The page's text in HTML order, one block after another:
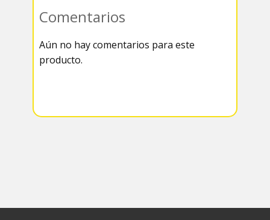
Comentarios
Aún no hay comentarios para este
producto.